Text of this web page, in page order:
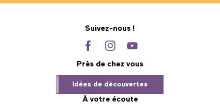
Suivez-nous !
Près de chez vous
Idées de découvertes
À votre écoute